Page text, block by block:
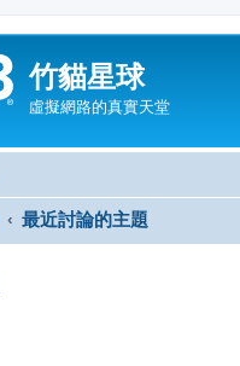
竹貓星球
虛擬網路的真實天堂
最近討論的主題